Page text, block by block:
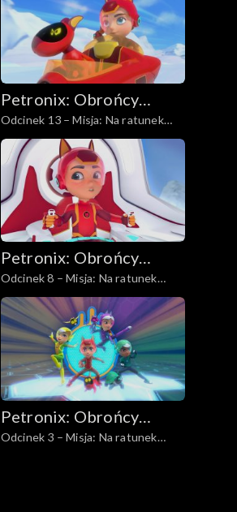
Petronix: Obrońcy
zwierząt
Odcinek 13 – Misja: Na ratunek
lodofokom
Petronix: Obrońcy
zwierząt
Odcinek 8 – Misja: Na ratunek
sowom śnieżnym
Petronix: Obrońcy
zwierząt
Odcinek 3 – Misja: Na ratunek